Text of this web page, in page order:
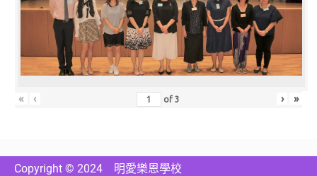
« ‹ of3 › »
Copyright © 2024 明愛樂恩學校